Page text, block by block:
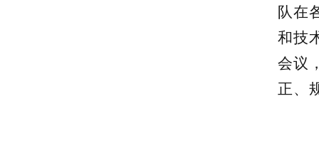
队在
和技
会议
正、